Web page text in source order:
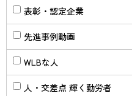
表彰・認定企業
先進事例動画
WLBな人
人・交差点 輝く勤労者